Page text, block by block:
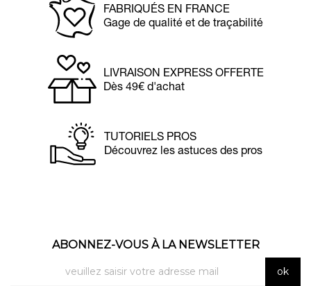
FABRIQUÉS EN FRANCE
Gage de qualité et de traçabilité
LIVRAISON EXPRESS OFFERTE
Dès 49€ d'achat
TUTORIELS PROS
Découvrez les astuces des pros
ABONNEZ-VOUS À LA NEWSLETTER